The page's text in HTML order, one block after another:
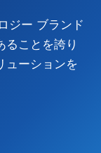
ジー ブランド
ることを誇り
ューションを